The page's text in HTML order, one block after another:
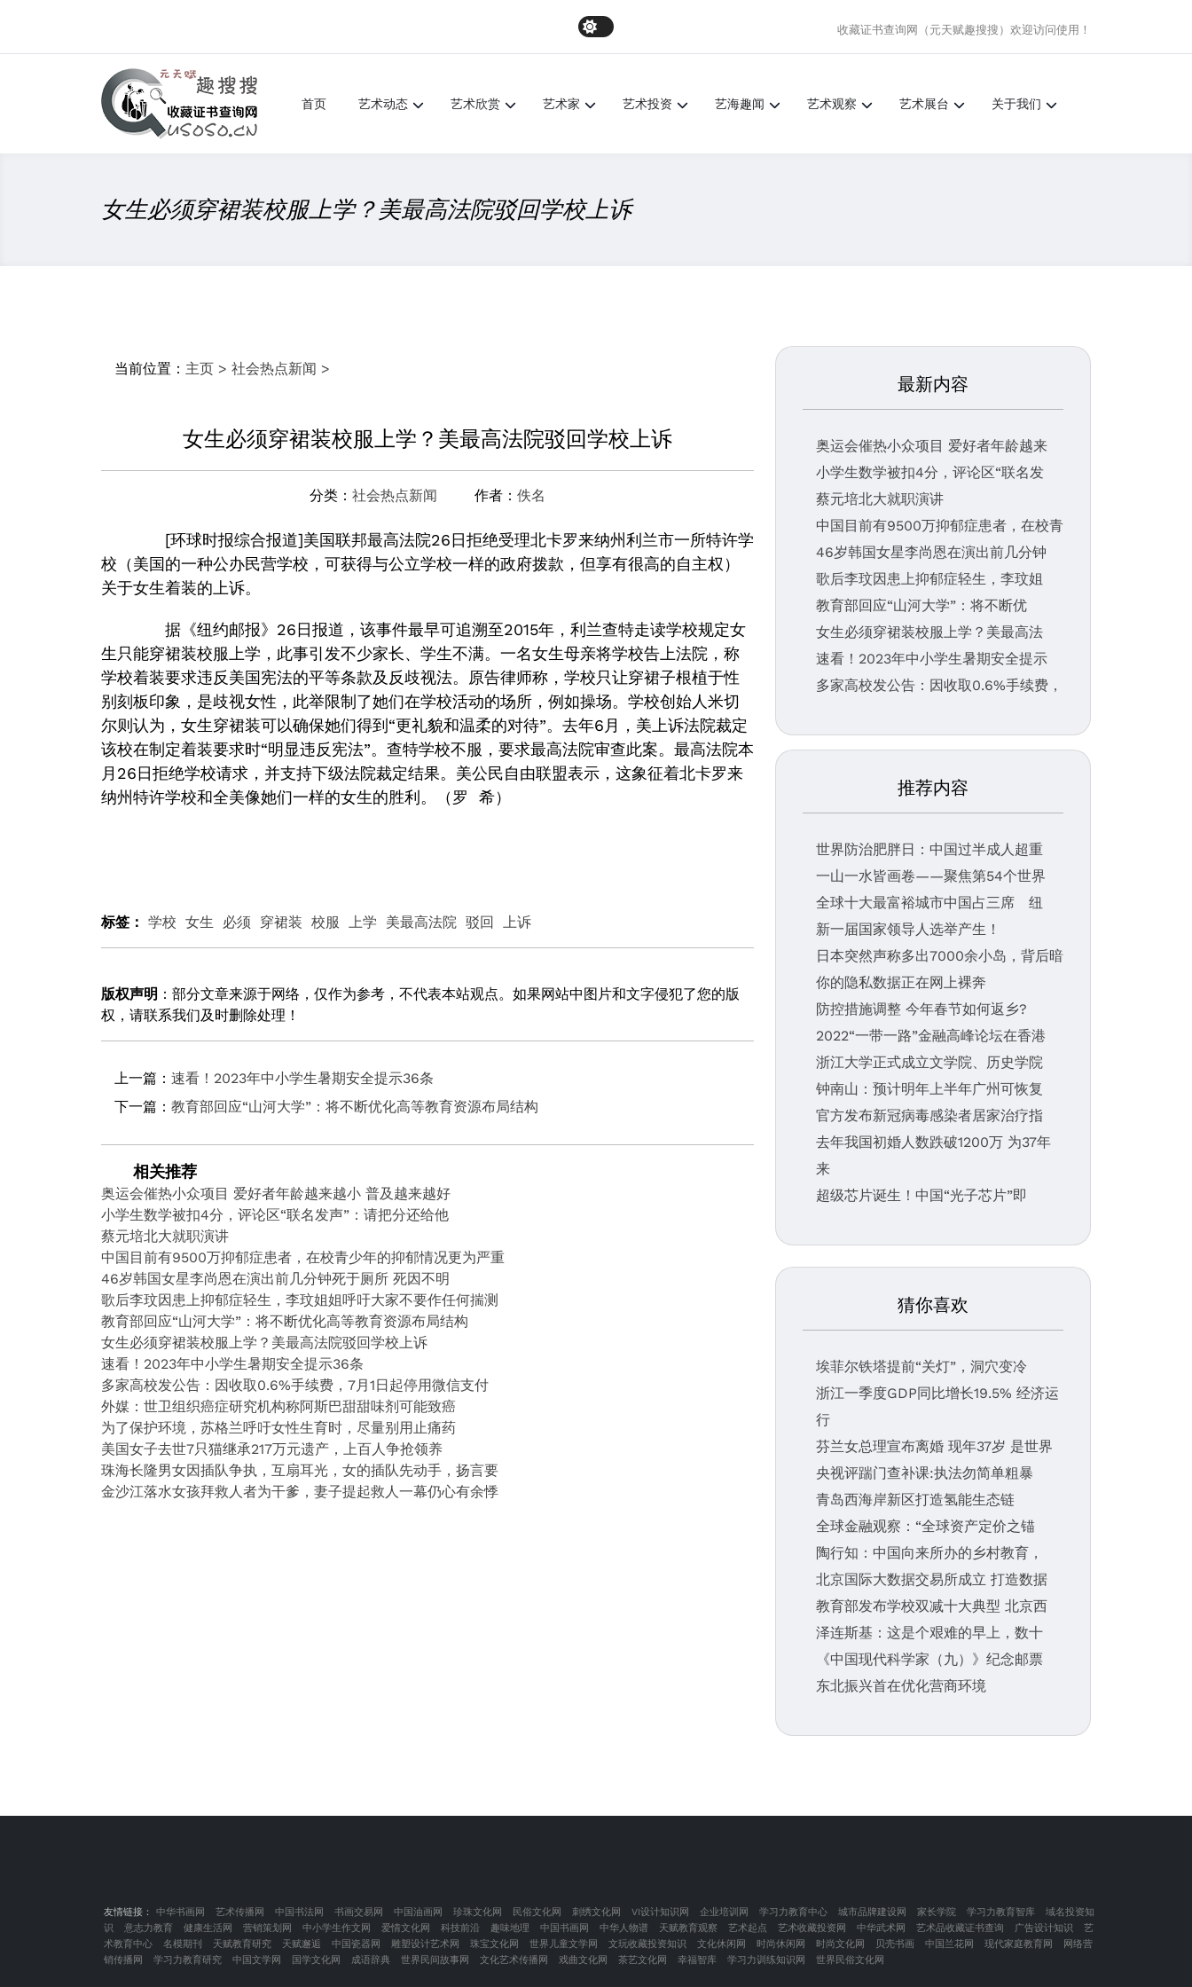
收藏证书查询网（元天赋趣搜搜） 欢迎访问使用！
首页 艺术动态 艺术欣赏 艺术家 艺术投资 艺海趣闻 艺术观察 艺术展台 关于我们
女生必须穿裙装校服上学？美最高法院驳回学校上诉
当前位置： 主页 > 社会热点新闻 >
女生必须穿裙装校服上学？美最高法院驳回学校上诉
分类： 社会热点新闻 作者： 佚名
[环球时报综合报道]美国联邦最高法院26日拒绝受理北卡罗来纳州利兰市一所特许学
校（美国的一种公办民营学校，可获得与公立学校一样的政府拨款，但享有很高的自主权）
关于女生着装的上诉。
据《纽约邮报》26日报道，该事件最早可追溯至2015年，利兰查特走读学校规定女
生只能穿裙装校服上学，此事引发不少家长、学生不满。一名女生母亲将学校告上法院，称
学校着装要求违反美国宪法的平等条款及反歧视法。原告律师称，学校只让穿裙子根植于性
别刻板印象，是歧视女性，此举限制了她们在学校活动的场所，例如操场。学校创始人米切
尔则认为，女生穿裙装可以确保她们得到“更礼貌和温柔的对待”。去年6月，美上诉法院裁定
该校在制定着装要求时“明显违反宪法”。查特学校不服，要求最高法院审查此案。最高法院本
月26日拒绝学校请求，并支持下级法院裁定结果。美公民自由联盟表示，这象征着北卡罗来
纳州特许学校和全美像她们一样的女生的胜利。（罗 希）
标签： 学校 女生 必须 穿裙装 校服 上学 美最高法院 驳回 上诉
版权声明 ：部分文章来源于网络，仅作为参考，不代表本站观点。如果网站中图片和文字侵犯了您的版
权，请联系我们及时删除处理！
上一篇： 速看！2023年中小学生暑期安全提示36条
下一篇： 教育部回应“山河大学”：将不断优化高等教育资源布局结构
相关推荐
奥运会催热小众项目 爱好者年龄越来越小 普及越来越好
小学生数学被扣4分，评论区“联名发声”：请把分还给他
蔡元培北大就职演讲
中国目前有9500万抑郁症患者，在校青少年的抑郁情况更为严重
46岁韩国女星李尚恩在演出前几分钟死于厕所 死因不明
歌后李玟因患上抑郁症轻生，李玟姐姐呼吁大家不要作任何揣测
教育部回应“山河大学”：将不断优化高等教育资源布局结构
女生必须穿裙装校服上学？美最高法院驳回学校上诉
速看！2023年中小学生暑期安全提示36条
多家高校发公告：因收取0.6%手续费，7月1日起停用微信支付
外媒：世卫组织癌症研究机构称阿斯巴甜甜味剂可能致癌
为了保护环境，苏格兰呼吁女性生育时，尽量别用止痛药
美国女子去世7只猫继承217万元遗产，上百人争抢领养
珠海长隆男女因插队争执，互扇耳光，女的插队先动手，扬言要
金沙江落水女孩拜救人者为干爹，妻子提起救人一幕仍心有余悸
最新内容
奥运会催热小众项目 爱好者年龄越来
小学生数学被扣4分，评论区“联名发
蔡元培北大就职演讲
中国目前有9500万抑郁症患者，在校青
46岁韩国女星李尚恩在演出前几分钟
歌后李玟因患上抑郁症轻生，李玟姐
教育部回应“山河大学”：将不断优
女生必须穿裙装校服上学？美最高法
速看！2023年中小学生暑期安全提示
多家高校发公告：因收取0.6%手续费，
推荐内容
世界防治肥胖日：中国过半成人超重
一山一水皆画卷——聚焦第54个世界
全球十大最富裕城市中国占三席 纽
新一届国家领导人选举产生！
日本突然声称多出7000余小岛，背后暗
你的隐私数据正在网上裸奔
防控措施调整 今年春节如何返乡?
2022“一带一路”金融高峰论坛在香港
浙江大学正式成立文学院、历史学院
钟南山：预计明年上半年广州可恢复
官方发布新冠病毒感染者居家治疗指
去年我国初婚人数跌破1200万 为37年
来
超级芯片诞生！中国“光子芯片”即
猜你喜欢
埃菲尔铁塔提前“关灯”，洞穴变冷
浙江一季度GDP同比增长19.5% 经济运
行
芬兰女总理宣布离婚 现年37岁 是世界
央视评踹门查补课:执法勿简单粗暴
青岛西海岸新区打造氢能生态链
全球金融观察：“全球资产定价之锚
陶行知：中国向来所办的乡村教育，
北京国际大数据交易所成立 打造数据
教育部发布学校双减十大典型 北京西
泽连斯基：这是个艰难的早上，数十
《中国现代科学家（九）》纪念邮票
东北振兴首在优化营商环境
友情链接： 中华书画网 艺术传播网 中国书法网 书画交易网 中国油画网 珍珠文化网 民俗文化网 刺绣文化网 VI设计知识网 企业培训网 学习力教育中心 城市品牌建设网 家长学院 学习力教育智库
域名投资知
识
意志力教育 健康生活网 营销策划网 中小学生作文网 爱情文化网 科技前沿 趣味地理 中国书画网 中华人物谱 天赋教育观察 艺术起点 艺术收藏投资网 中华武术网 艺术品收藏证书查询 广告设计知识
艺
术教育中心
名模期刊 天赋教育研究 天赋邂逅 中国瓷器网 雕塑设计艺术网 珠宝文化网 世界儿童文学网 文玩收藏投资知识 文化休闲网 时尚休闲网 时尚文化网 贝壳书画 中国兰花网 现代家庭教育网
网络营
销传播网
学习力教育研究 中国文学网 国学文化网 成语辞典 世界民间故事网 文化艺术传播网 戏曲文化网 茶艺文化网 幸福智库 学习力训练知识网 世界民俗文化网